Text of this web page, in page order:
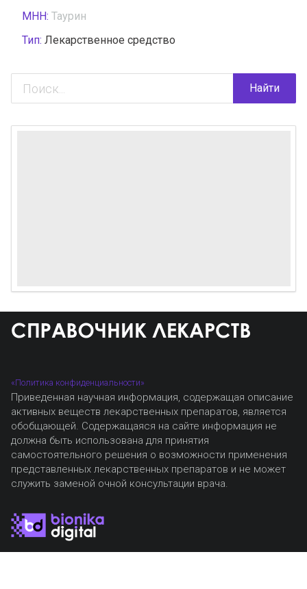
МНН: Таурин
Тип: Лекарственное средство
Найти
«Политика конфиденциальности»
Приведенная научная информация, содержащая описание
активных веществ лекарственных препаратов, является
обобщающей. Содержащаяся на сайте информация не
должна быть использована для принятия
самостоятельного решения о возможности применения
представленных лекарственных препаратов и не может
служить заменой очной консультации врача.